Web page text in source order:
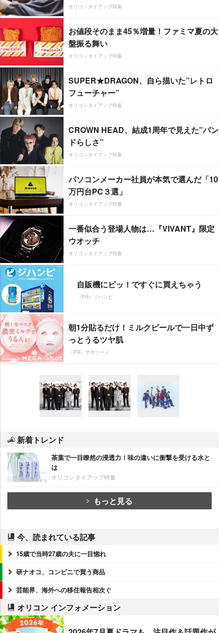
オリコンタイアップ特集
お値段そのまま45％増量！ファミマ夏の大
盤振る舞い
オリコンタイアップ特集
SUPER★DRAGON、自ら描いた”レトロ
フューチャー”
オリコンタイアップ特集
CROWN HEAD、結成1周年で見えた”バン
ドらしさ”
オリコンタイアップ特集
パソコンメーカー社員が本気で選んだ「10
万円台PC３選」
オリコンタイアップ特集
一番似合う登場人物は…『VIVANT』限定
ウオッチ
オリコンタイアップ特集
自販機にピッ！ですぐに買えちゃう
（PR）ジハンピ
朝1分貼るだけ！ミルクピールで一日中ず
っとうるツヤ肌
（PR）サボリーノ
新着トレンド
茶葉で一目瞭然の浸透力！味の違いに衝撃を受ける水と
は
オリコンタイアップ特集
もっと見る
今、読まれている記事
15歳で当時27歳の夫に一目惚れ
研ナオコ、コンビニで買う商品
芸能界、海外への移住報告相次ぐ
オリコン インフォメーション